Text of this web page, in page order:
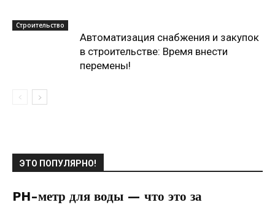
Строительство
Автоматизация снабжения и закупок
в строительстве: Время внести
перемены!
ЭТО ПОПУЛЯРНО!
PH-метр для воды — что это за